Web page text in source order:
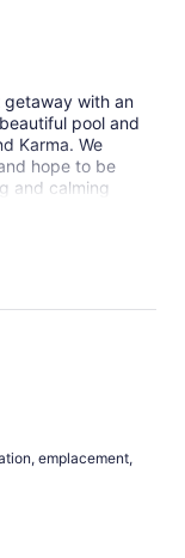
with an
pool and
Karma. We
hope to be
and calming
emplacement,